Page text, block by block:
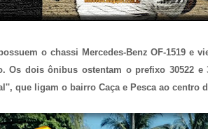
o chassi Mercedes-Benz OF-1519 e
Os dois ônibus ostentam o prefixo 30522
que ligam o bairro Caça e Pesca ao centro